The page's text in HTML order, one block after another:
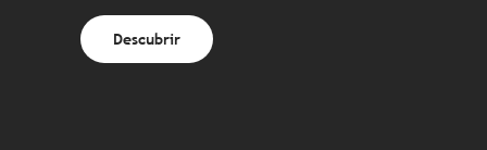
Descubrir